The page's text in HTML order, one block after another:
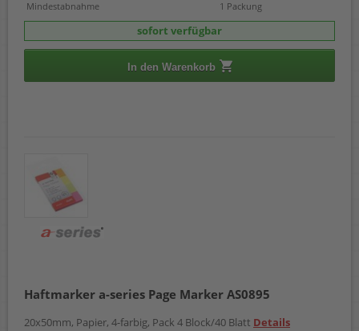
Mindestabnahme
1 Packung
sofort verfügbar
In den Warenkorb
Haftmarker a-series Page Marker AS0895
20x50mm, Papier, 4-farbig, Pack 4 Block/40 Blatt Details